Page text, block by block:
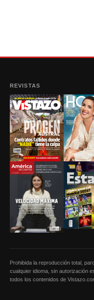
REVISTAS
Prohibida la reproducción total,
cualquier idioma, sin autorización
todos los contenidos de